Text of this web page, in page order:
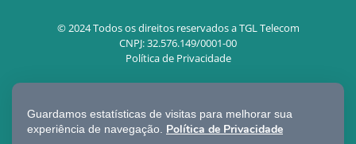
© 2024 Todos os direitos reservados a TGL Telecom
CNPJ: 32.576.149/0001-00
Política de Privacidade
Guardamos estatísticas de visitas para melhorar sua
experiência de navegação. Política de Privacidade